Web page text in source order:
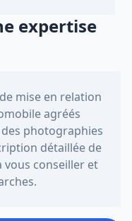
expertise
mise en relation
agréés
photographies
détaillée de
conseiller et